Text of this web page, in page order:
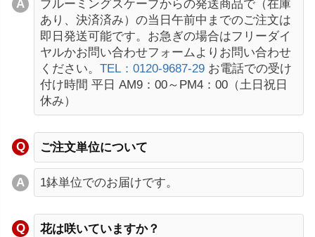
ブルーミングスケープからの発送商品で（在庫
あり、決済済み）の当日午前中までのご注文は
即日発送可能です。お急ぎの場合はフリーダイ
ヤルかお問い合わせフォームよりお問い合わせ
ください。 TEL：0120-9687-29 お電話での受け
付け時間 平日 AM9：00～PM4：00（土日祝日
休み）
ご注文単位について
1鉢単位でのお届けです。
花は咲いていますか？